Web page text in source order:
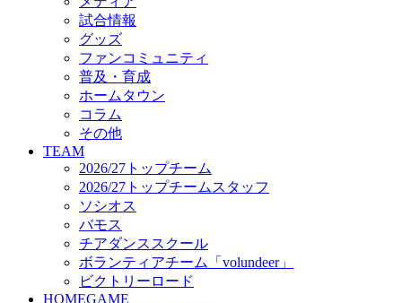
観戦ルール＆マナー
ホームゲーム運営管理規定
Jリーグ運営管理規定
写真・動画使用ガイドライン
ロートフィールド奈良
SCHEDULE
2026/27
練習見学時のファンサービスについて
TICKET
奈良クラブ明治安田J3リーグ2026/27シーズン試
合観戦チケット
奈良クラブ明治安田Ｊ3リーグ 2026/27シーズン
「鹿パス」
観戦ルール＆マナー
FANCOMMUNITY
2026/27ファンコミュニティ
サポートショップ
試合情報
グッズ
ファンコミュニティ
普及・育成
ホームタウン
コラム
その他
TEAM
2026/27トップチーム
2026/27トップチームスタッフ
ソシオス
バモス
チアダンススクール
ボランティアチーム「volundeer」
ビクトリーロード
HOMEGAME